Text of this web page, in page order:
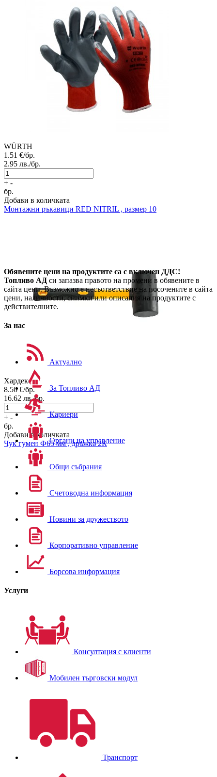
WÜRTH
1.51 €/бр.
2.95 лв./бр.
+ -
бр.
Добави в количката
Монтажни ръкавици RED NITRIL , размер 10
Хардекс
8.50 €/бр.
16.62 лв./бр.
+ -
бр.
Добави в количката
Чук гумен Ф65 мм , дръжка 2К
Обявените цени на продуктите са с включен ДДС!
Топливо АД си запазва правото на промени в обявените в
сайта цени. Възможно е несъответствие на посочените в сайта
цени, наличности, снимки или описания на продуктите с
действителните.
За нас
Актуално
За Топливо АД
Кариери
Органи на управление
Общи събрания
Счетоводна информация
Новини за дружеството
Корпоративно управление
Борсова информация
Услуги
Консултация с клиенти
Мобилен търговски модул
Транспорт